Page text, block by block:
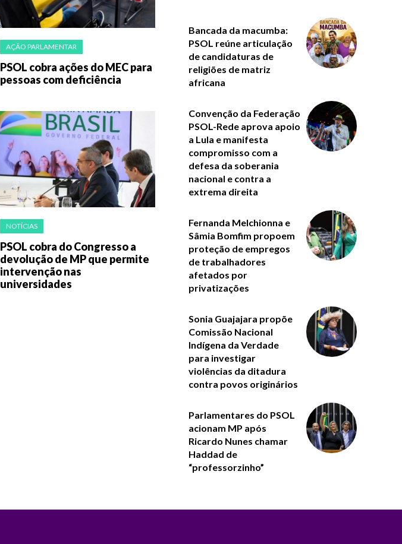
AÇÃO PARLAMENTAR
PSOL cobra ações do MEC para
pessoas com deficiência
NOTÍCIAS
PSOL cobra do Congresso a
devolução de MP que permite
intervenção nas
universidades
Bancada da macumba:
PSOL reúne articulação
de candidaturas de
religiões de matriz
africana
Convenção da Federação
PSOL-Rede aprova apoio
a Lula e manifesta
compromisso com a
defesa da soberania
nacional e contra a
extrema direita
Fernanda Melchionna e
Sâmia Bomfim propoem
proteção de empregos
de trabalhadores
afetados por
privatizações
Sonia Guajajara propõe
Comissão Nacional
Indígena da Verdade
para investigar
violências da ditadura
contra povos originários
Parlamentares do PSOL
acionam MP após
Ricardo Nunes chamar
Haddad de
“professorzinho”